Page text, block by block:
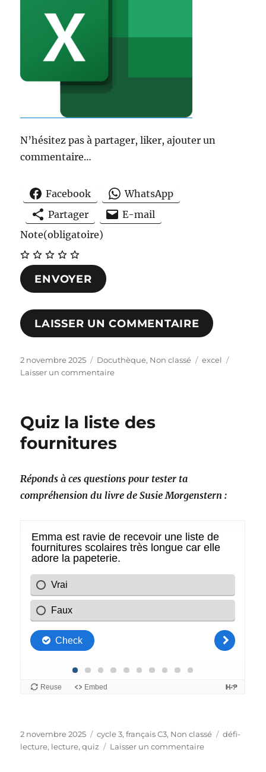
N’hésitez pas à partager, liker, ajouter un
commentaire…
Facebook
WhatsApp
Partager
E-mail
Note(obligatoire)
ENVOYER
LAISSER UN COMMENTAIRE
Publié
le
2 novembre 2025 Catégories
Docuthèque, Non classé Étiquettes
excel
Laisser un commentairesur
sous
Quiz la liste des
fournitures
Réponds à ces questions pour tester ta
compréhension du livre de Susie Morgenstern :
Publié
le
2 novembre 2025 Catégories
cycle 3,français C3, Non classé Étiquettes
défi-
lecture, lecture,quiz Laisser un commentairesur